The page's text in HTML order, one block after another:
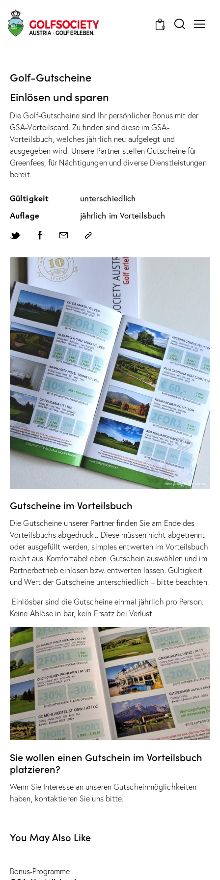
0
Golf-Gutscheine
Einlösen und sparen
Die Golf-Gutscheine sind Ihr persönlicher Bonus mit der
GSA-Vorteilscard. Zu finden sind diese im GSA-
Vorteilsbuch, welches jährlich neu aufgelegt und
ausgegeben wird. Unsere Partner stellen Gutscheine für
Greenfees, für Nächtigungen und diverse Dienstleistungen
bereit.
Gültigkeit
unterschiedlich
Auflage
jährlich im Vorteilsbuch
Gutscheine im Vorteilsbuch
Die Gutscheine unserer Partner finden Sie am Ende des
Vorteilsbuchs abgedruckt. Diese müssen nicht abgetrennt
oder ausgefüllt werden, simples entwerten im Vorteilsbuch
reicht aus. Komfortabel eben. Gutschein auswählen und im
Partnerbetrieb einlösen bzw. entwerten lassen. Gültigkeit
und Wert der Gutscheine unterschiedlich – bitte beachten.
Einlösbar sind die Gutscheine einmal jährlich pro Person.
Keine Ablöse in bar, kein Ersatz bei Verlust.
Sie wollen einen Gutschein im Vorteilsbuch
platzieren?
Wenn Sie Interesse an unseren Gutscheinmöglichkeiten
haben, kontaktieren Sie uns bitte.
You May Also Like
Bonus-Programme